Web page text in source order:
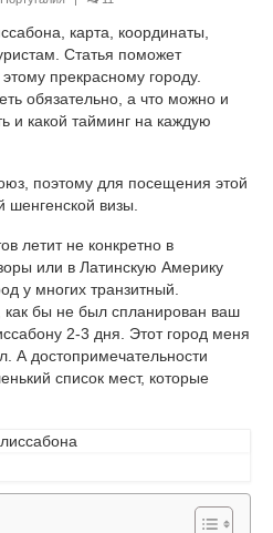
Неаполя: фото,
на русском языке
Эгадские острова —
или три моря за 7 дней
карта, координаты,
Статья поможет
прекрасному городу.
обязательно, а что можно и
и какой тайминг на каждую
поэтому для посещения этой
шенгенской визы.
летит не конкретно в
или в Латинскую Америку
у многих транзитный.
бы не был спланирован ваш
2-3 дня. Этот город меня
А достопримечательности
список мест, которые